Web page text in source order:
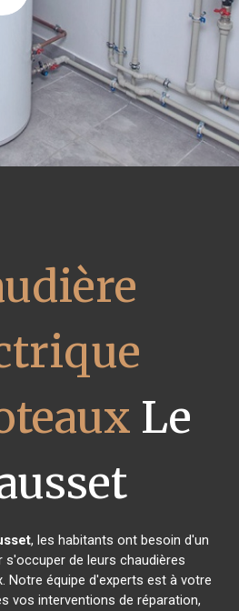
Le
, les habitants ont besoin d'un
s'occuper de leurs chaudières
Notre équipe d'experts est à votre
vos interventions de réparation,